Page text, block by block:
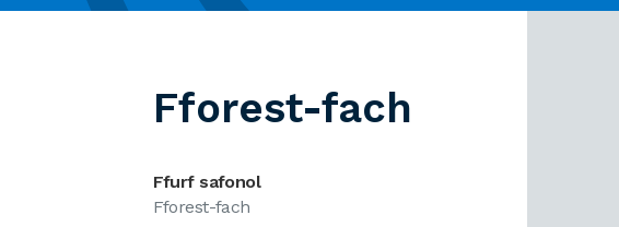
Fforest-fach
Ffurf safonol
Fforest-fach